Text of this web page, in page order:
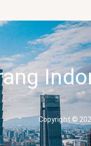
Copyright ©